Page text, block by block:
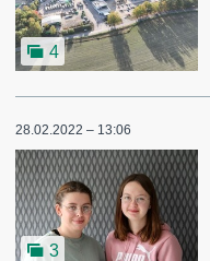
4
28.02.2022 – 13:06
3